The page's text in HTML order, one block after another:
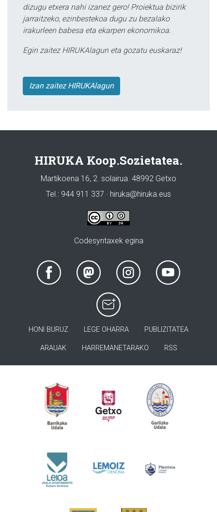
dizugu etxera nahi izanez gero! Proiektua bizirik
jarraitzeko, ezinbestekoa dugu zu bezalako
irakurleen babesa eta ekarpen ekonomikoa.
Egin zaitez HIRUKAlagun eta gozatu euskaraz!
Izan zaitez HIRUKAlagun
HIRUKA Koop.Sozietatea.
Martikoena 16, 2. solairua. 48992 Getxo
Tel.: 944 911 337 · hiruka@hiruka.eus
Codesyntaxek egina
HONI BURUZ LEGE OHARRA PUBLIZITATEA
ARAUAK HARREMANETARAKO RSS